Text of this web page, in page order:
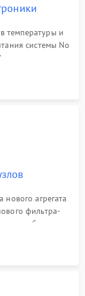
температуры и
системы No
или замена
агрегата
фильтра-
обдува,
петель.